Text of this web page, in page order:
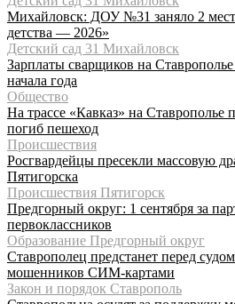
Михайловск: ДОУ №31 заняло 2
детства — 2026»
Детский сад 31 Михайловск
Зарплаты сварщиков на
начала года
Общество
На трассе «Кавказ» на Ставрополье
погиб пешеход
Происшествия
Росгвардейцы пресекли массовую
Пятигорска
Происшествия Пятигорск
Предгорный округ: 1 сентября за
первоклассников
Образование Предгорный округ
Ставрополец предстанет перед
мошенников СИМ-картами
Закон и порядок Ставрополь